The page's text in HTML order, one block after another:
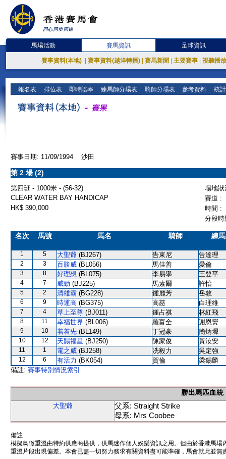
馬場活動 賽馬資訊 足球資訊
賽事資料(本地) 賽事資料(越洋轉播) 賽馬新聞 主要賽事 視聽播
報名表 排位表 即時賠率 練馬師分場表 騎師分場表 參考資料 統
賽事日期: 11/09/1994 沙田
第 2 場 (2)
第四班 - 1000米 - (56-32)
場地
CLEAR WATER BAY HANDICAP
賽道 :
HK$ 390,000
時間 :
分段
名次 馬號 馬名 騎師 練
1 5 大聖爺 (BJ267) 告東尼 告達理
2 3 百勝威 (BL056) 馬佳善 愛倫
3 8 好理想 (BL075) 李易學 王登平
4 7 威勁 (BJ225) 馬素爾 許怡
5 2 清雄霸 (BG228) 鍾麗芳 岳敦
6 9 時運高 (BG375) 高慈 白理維
7 4 草上至尊 (BJ011) 鍾占祺 林紅飛
8 11 幸福世界 (BL006) 羅富全 謝恩爕
9 10 着着先 (BL149) 丁冠豪 簡炳墀
10 12 天賜福星 (BJ250) 陳家俊 黃汝安
11 1 電之威 (BJ258) 冼毅力 吳定強
12 6 有活力 (BK054) 賀倫
梁錫麟
備註: 賽事特別情況索引
勝出馬匹血統
大聖爺
父系: Straight Strike
母系: Mrs Coobee
備註
模擬鳥瞰重溫由特約供應商提供，供馬迷作個人娛樂資訊之用。但由於香港馬
重溫片段出現偏差。本會已盡一切努力務求有關資料盡可能準確，馬會就此並